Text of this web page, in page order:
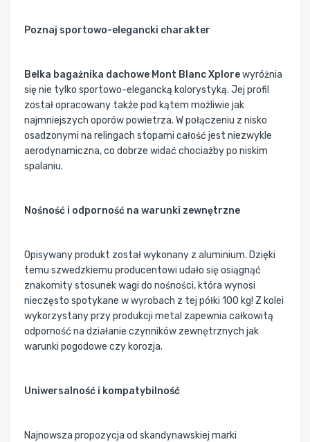
Poznaj sportowo-elegancki charakter
Belka bagażnika dachowe Mont Blanc Xplorewyróżnia
się nie tylko sportowo-elegancką kolorystyką. Jej profil
został opracowany także pod kątem możliwie jak
najmniejszych oporów powietrza. W połączeniu z nisko
osadzonymi na relingach stopami całość jest niezwykle
aerodynamiczna, co dobrze widać chociażby po niskim
spalaniu.
Nośność i odporność na warunki zewnętrzne
Opisywany produkt został wykonany z aluminium. Dzięki
temu szwedzkiemu producentowi udało się osiągnąć
znakomity stosunek wagi do nośności, która wynosi
nieczęsto spotykane w wyrobach z tej półki 100 kg! Z kolei
wykorzystany przy produkcji metal zapewnia całkowitą
odporność na działanie czynników zewnętrznych jak
warunki pogodowe czy korozja.
Uniwersalność i kompatybilność
Najnowsza propozycja od skandynawskiej marki